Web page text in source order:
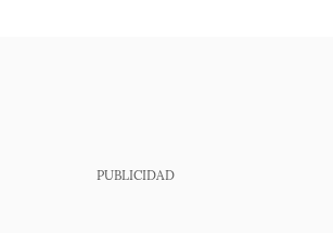
PUBLICIDAD